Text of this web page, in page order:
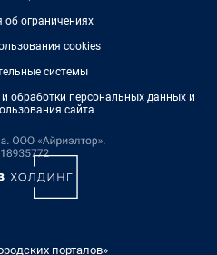
ограничениях
cookies
системы
обработки персональных данных и
сайта
порталов»